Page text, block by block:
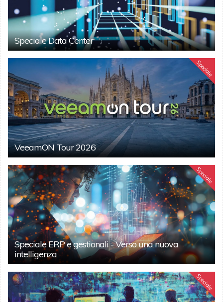
Speciale Data Center
Speciale
VeeamON Tour 2026
Speciale
Speciale ERP e gestionali - Verso una nuova
intelligenza
Speciale